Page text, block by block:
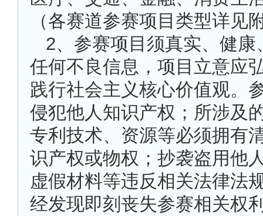
（各赛道参赛项目类型详见
2、参赛项目须真实、健康
任何不良信息，项目立意应
践行社会主义核心价值观。
侵犯他人知识产权；所涉及
专利技术、资源等必须拥有
识产权或物权；抄袭盗用他
虚假材料等违反相关法律法
经发现即刻丧失参赛相关权